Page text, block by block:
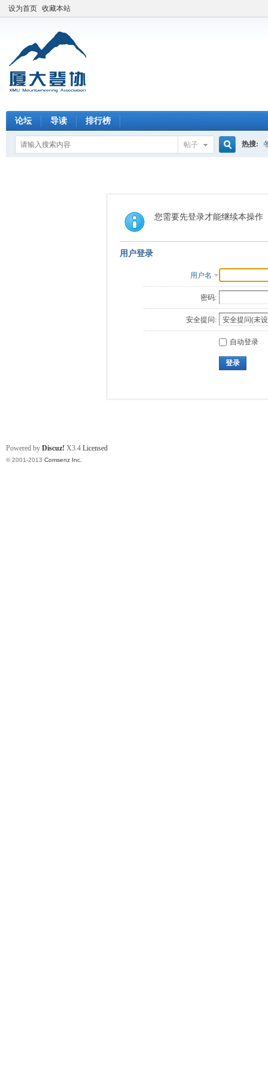
设为首页 收藏本站
论坛 导读 排行榜
帖子
索
热搜:
您需要先登录才能继续本操作
用户登录
用户名
密码:
安全提问:
自动登录
登录
Powered by Discuz! X3.4 Licensed
© 2001-2013 Comsenz Inc.